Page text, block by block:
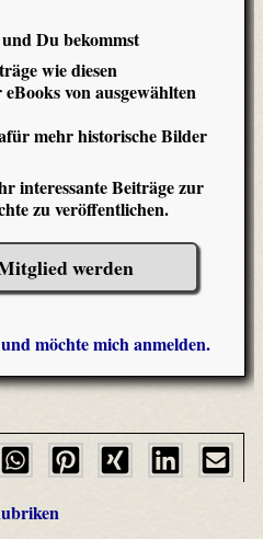
Du bekommst
wie diesen
von ausgewählten
mehr historische Bilder
interessante Beiträge zur
zu veröffentlichen.
werden
möchte mich anmelden.